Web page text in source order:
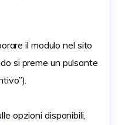
il modulo nel sito
si preme un pulsante
opzioni disponibili,